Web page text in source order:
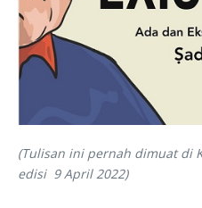
(Tulisan ini pernah dimuat di
edisi 9 April 2022)